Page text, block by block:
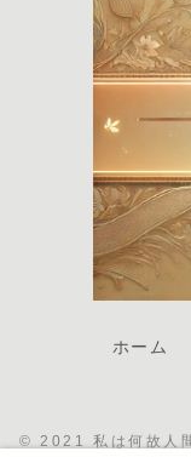
ホーム
© 2021 私は何故人